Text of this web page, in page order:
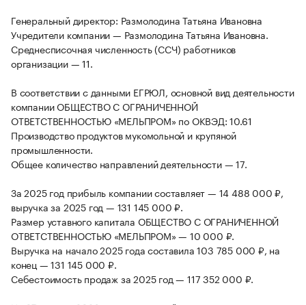
Генеральный директор: Размолодина Татьяна Ивановна
Учредители компании — Размолодина Татьяна Ивановна.
Среднесписочная численность (ССЧ) работников
организации — 11.
В соответствии с данными ЕГРЮЛ, основной вид деятельности
компании ОБЩЕСТВО С ОГРАНИЧЕННОЙ
ОТВЕТСТВЕННОСТЬЮ «МЕЛЬПРОМ» по ОКВЭД: 10.61
Производство продуктов мукомольной и крупяной
промышленности.
Общее количество направлений деятельности — 17.
За 2025 год прибыль компании составляет — 14 488 000 ₽,
выручка за 2025 год — 131 145 000 ₽.
Размер уставного капитала ОБЩЕСТВО С ОГРАНИЧЕННОЙ
ОТВЕТСТВЕННОСТЬЮ «МЕЛЬПРОМ» — 10 000 ₽.
Выручка на начало 2025 года составила 103 785 000 ₽, на
конец — 131 145 000 ₽.
Себестоимость продаж за 2025 год — 117 352 000 ₽.